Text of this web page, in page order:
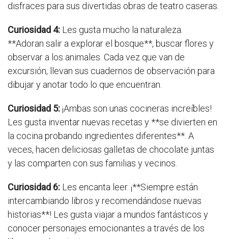
disfraces para sus divertidas obras de teatro caseras.
Curiosidad 4: Les gusta mucho la naturaleza.
**Adoran salir a explorar el bosque**, buscar flores y
observar a los animales. Cada vez que van de
excursión, llevan sus cuadernos de observación para
dibujar y anotar todo lo que encuentran.
Curiosidad 5:¡Ambas son unas cocineras increíbles!
Les gusta inventar nuevas recetas y **se divierten en
la cocina probando ingredientes diferentes**. A
veces, hacen deliciosas galletas de chocolate juntas
y las comparten con sus familias y vecinos.
Curiosidad 6: Les encanta leer. ¡**Siempre están
intercambiando libros y recomendándose nuevas
historias**! Les gusta viajar a mundos fantásticos y
conocer personajes emocionantes a través de los